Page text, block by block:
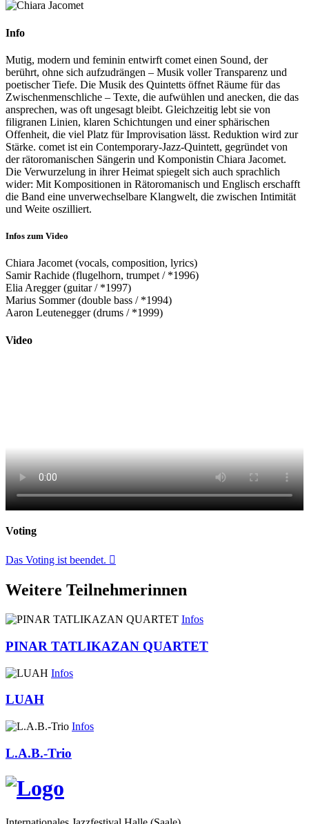
Info
Mutig, modern und feminin entwirft comet einen Sound, der
berührt, ohne sich aufzudrängen – Musik voller Transparenz und
poetischer Tiefe. Die Musik des Quintetts öffnet Räume für das
Zwischenmenschliche – Texte, die aufwühlen und anecken, die das
ansprechen, was oft ungesagt bleibt. Gleichzeitig lebt sie von
filigranen Linien, klaren Schichtungen und einer sphärischen
Offenheit, die viel Platz für Improvisation lässt. Reduktion wird zur
Stärke. comet ist ein Contemporary-Jazz-Quintett, gegründet von
der rätoromanischen Sängerin und Komponistin Chiara Jacomet.
Die Verwurzelung in ihrer Heimat spiegelt sich auch sprachlich
wider: Mit Kompositionen in Rätoromanisch und Englisch erschafft
die Band eine unverwechselbare Klangwelt, die zwischen Intimität
und Weite oszilliert.
Infos zum Video
Chiara Jacomet (vocals, composition, lyrics)
Samir Rachide (flugelhorn, trumpet / *1996)
Elia Aregger (guitar / *1997)
Marius Sommer (double bass / *1994)
Aaron Leutenegger (drums / *1999)
Video
Voting
Das Voting ist beendet.
Weitere Teilnehmerinnen
Infos
PINAR TATLIKAZAN QUARTET
Infos
LUAH
Infos
L.A.B.-Trio